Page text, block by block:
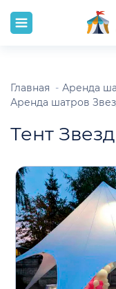
Главная
Аренда
Аренда шатров
Тент